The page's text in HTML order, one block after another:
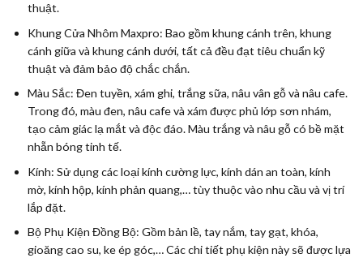
thuật.
Khung Cửa Nhôm Maxpro: Bao gồm khung cánh trên, khung
cánh giữa và khung cánh dưới, tất cả đều đạt tiêu chuẩn kỹ
thuật và đảm bảo độ chắc chắn.
Màu Sắc: Đen tuyền, xám ghi, trắng sữa, nâu vân gỗ và nâu cafe.
Trong đó, màu đen, nâu cafe và xám được phủ lớp sơn nhám,
tạo cảm giác lạ mắt và độc đáo. Màu trắng và nâu gỗ có bề mặt
nhẵn bóng tinh tế.
Kính: Sử dụng các loại kính cường lực, kính dán an toàn, kính
mờ, kính hộp, kính phản quang,… tùy thuộc vào nhu cầu và vị trí
lắp đặt.
Bộ Phụ Kiện Đồng Bộ: Gồm bản lề, tay nắm, tay gạt, khóa,
gioăng cao su, ke ép góc,… Các chi tiết phụ kiện này sẽ được lựa